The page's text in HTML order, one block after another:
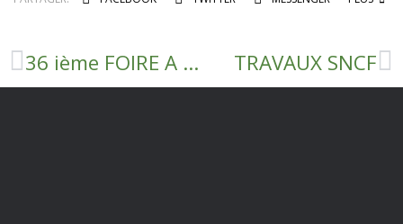
36 ième FOIRE A LA BROCANTE 13 ET 14 JUILLET 2022 TRAVAUX SNCF